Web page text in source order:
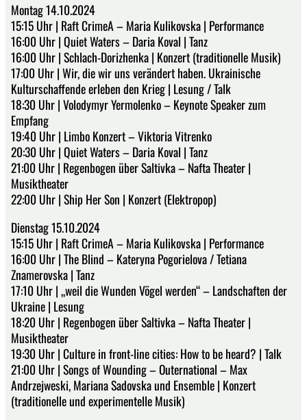
Montag 14.10.2024
15:15 Uhr | Raft CrimeA – Maria Kulikovska | Performance
16:00 Uhr | Quiet Waters – Daria Koval | Tanz
16:00 Uhr | Schlach-Dorizhenka | Konzert (traditionelle Musik)
17:00 Uhr | Wir, die wir uns verändert haben. Ukrainische
Kulturschaffende erleben den Krieg | Lesung / Talk
18:30 Uhr | Volodymyr Yermolenko – Keynote Speaker zum
Empfang
19:40 Uhr | Limbo Konzert – Viktoria Vitrenko
20:30 Uhr | Quiet Waters – Daria Koval | Tanz
21:00 Uhr | Regenbogen über Saltivka – Nafta Theater |
Musiktheater
22:00 Uhr | Ship Her Son | Konzert (Elektropop)
Dienstag 15.10.2024
15:15 Uhr | Raft CrimeA – Maria Kulikovska | Performance
16:00 Uhr | The Blind – Kateryna Pogorielova / Tetiana
Znamerovska | Tanz
17:10 Uhr | „weil die Wunden Vögel werden“ – Landschaften der
Ukraine | Lesung
18:20 Uhr | Regenbogen über Saltivka – Nafta Theater |
Musiktheater
19:30 Uhr | Culture in front-line cities: How to be heard? | Talk
21:00 Uhr | Songs of Wounding – Outernational – Max
Andrzejweski, Mariana Sadovska und Ensemble | Konzert
(traditionelle und experimentelle Musik)